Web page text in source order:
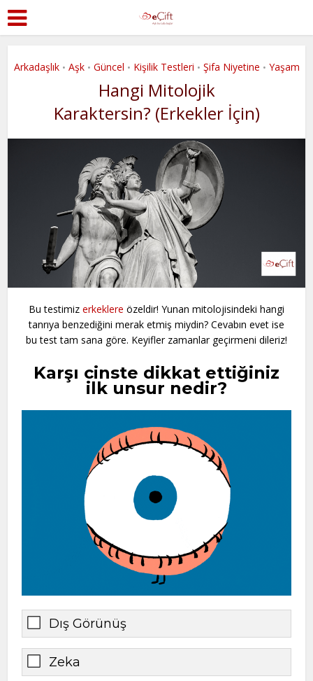
Arkadaşlık • Aşk • Güncel • Kişilik Testleri • Şifa Niyetine • Yaşam
Hangi Mitolojik
Karaktersin? (Erkekler İçin)
Bu testimiz erkeklere özeldir! Yunan mitolojisindeki hangi
tanrıya benzediğini merak etmiş miydin? Cevabın evet ise
bu test tam sana göre. Keyifler zamanlar geçirmeni dileriz!
Karşı cinste dikkat ettiğiniz
ilk unsur nedir?
Dış Görünüş
Zeka